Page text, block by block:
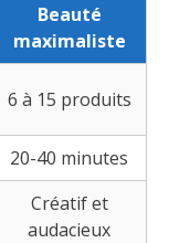
Beauté
maximaliste
6 à 15 produits
20-40 minutes
Créatif et
audacieux